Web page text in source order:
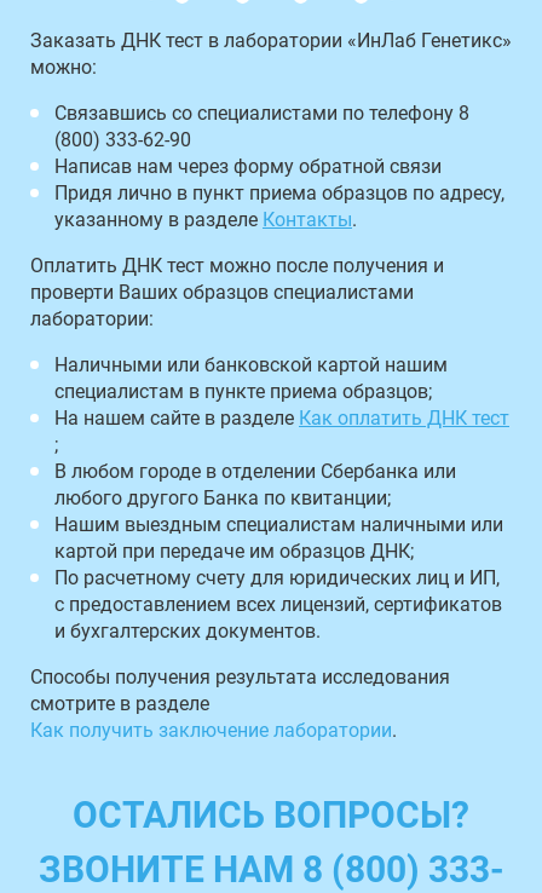
Заказать ДНК тест в лаборатории «ИнЛаб Генетикс»
можно:
Связавшись со специалистами по телефону 8
(800) 333-62-90
Написав нам через форму обратной связи
Придя лично в пункт приема образцов по адресу,
указанному в разделе Контакты.
Оплатить ДНК тест можно после получения и
проверти Ваших образцов специалистами
лаборатории:
Наличными или банковской картой нашим
специалистам в пункте приема образцов;
На нашем сайте в разделе Как оплатить ДНК тест
;
В любом городе в отделении Сбербанка или
любого другого Банка по квитанции;
Нашим выездным специалистам наличными или
картой при передаче им образцов ДНК;
По расчетному счету для юридических лиц и ИП,
с предоставлением всех лицензий, сертификатов
и бухгалтерских документов.
Способы получения результата исследования
смотрите в разделе
Как получить заключение лаборатории.
ОСТАЛИСЬ ВОПРОСЫ?
ЗВОНИТЕ НАМ 8 (800) 333-